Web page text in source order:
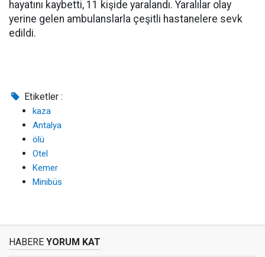
hayatını kaybetti, 11 kişide yaralandı. Yaralılar olay
yerine gelen ambulanslarla çeşitli hastanelere sevk
edildi.
Etiketler :
kaza
Antalya
ölü
Otel
Kemer
Minibüs
HABERE YORUM KAT